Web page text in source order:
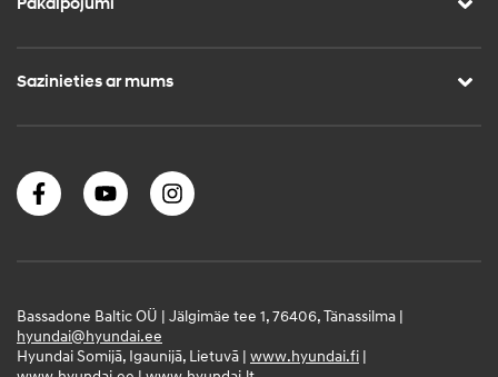
Pakalpojumi
Sazinieties ar mums
Bassadone Baltic OÜ | Jälgimäe tee 1, 76406, Tänassilma |
hyundai@hyundai.ee
Hyundai Somijā, Igaunijā, Lietuvā | www.hyundai.fi |